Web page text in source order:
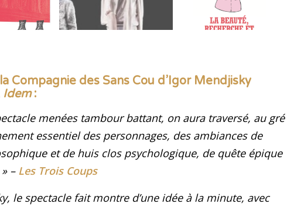
Compagnie des Sans Cou d’Igor Mendjisky
Idem:
menées tambour battant, on aura traversé, au gré
essentiel des personnages, des ambiances de
et de huis clos psychologique, de quête épique
– Les Trois Coups
le spectacle fait montre d’une idée à la minute, avec